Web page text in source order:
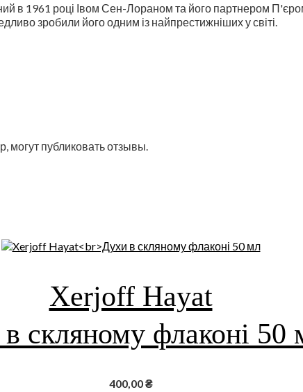
в 1961 році Івом Сен-Лораном та його партнером
зробили його одним із найпрестижніших у світі.
могут публиковать отзывы.
Xerjoff Hayat
скляному флаконі 50
400,00₴